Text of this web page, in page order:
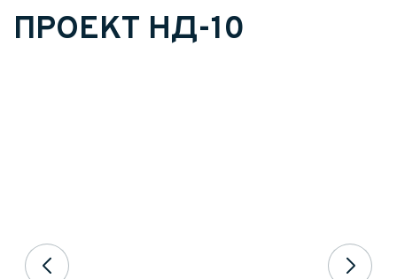
ПРОЕКТ НД-10